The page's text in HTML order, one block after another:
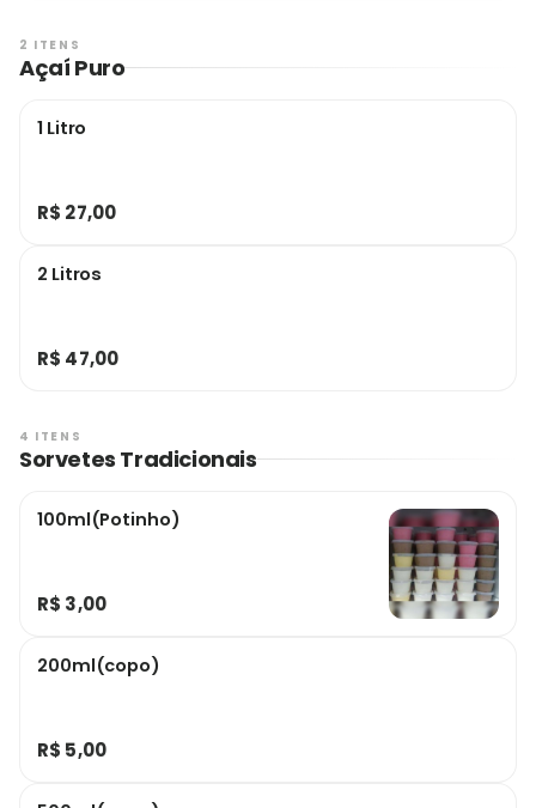
2 ITENS
Açaí Puro
1 Litro
R$ 27,00
2 Litros
R$ 47,00
4 ITENS
Sorvetes Tradicionais
100ml(Potinho)
R$ 3,00
200ml(copo)
R$ 5,00